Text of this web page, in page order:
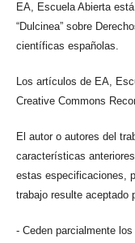
EA, Escuela Abierta
“Dulcinea” sobre
científicas españolas.
Los artículos de EA,
Creative Commons
El autor o autores del
características
estas especificaciones,
trabajo resulte aceptado
- Ceden parcialmente